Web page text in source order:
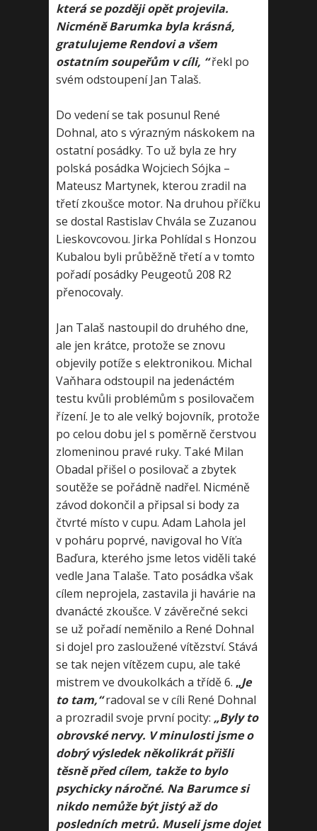
která se později opět projevila.
Nicméně Barumka byla krásná,
gratulujeme Rendovi a všem
ostatním soupeřům v cíli, “řekl po
svém odstoupení Jan Talaš.
Do vedení se tak posunul René
Dohnal, ato s výrazným náskokem na
ostatní posádky. To už byla ze hry
polská posádka Wojciech Sójka –
Mateusz Martynek, kterou zradil na
třetí zkoušce motor. Na druhou příčku
se dostal Rastislav Chvála se Zuzanou
Lieskovcovou. Jirka Pohlídal s Honzou
Kubalou byli průběžně třetí a v tomto
pořadí posádky Peugeotů 208 R2
přenocovaly.
Jan Talaš nastoupil do druhého dne,
ale jen krátce, protože se znovu
objevily potíže s elektronikou. Michal
Vaňhara odstoupil na jedenáctém
testu kvůli problémům s posilovačem
řízení. Je to ale velký bojovník, protože
po celou dobu jel s poměrně čerstvou
zlomeninou pravé ruky. Také Milan
Obadal přišel o posilovač a zbytek
soutěže se pořádně nadřel. Nicméně
závod dokončil a připsal si body za
čtvrté místo v cupu. Adam Lahola jel
v poháru poprvé, navigoval ho Víťa
Baďura, kterého jsme letos viděli také
vedle Jana Talaše. Tato posádka však
cílem neprojela, zastavila ji havárie na
dvanácté zkoušce. V závěrečné sekci
se už pořadí neměnilo a René Dohnal
si dojel pro zasloužené vítězství. Stává
se tak nejen vítězem cupu, ale také
mistrem ve dvoukolkách a třídě 6. „Je
to tam,“radoval se v cíli René Dohnal
a prozradil svoje první pocity: „Byly to
obrovské nervy. V minulosti jsme o
dobrý výsledek několikrát přišli
těsně před cílem, takže to bylo
psychicky náročné. Na Barumce si
nikdo nemůže být jistý až do
posledních metrů. Museli jsme dojet